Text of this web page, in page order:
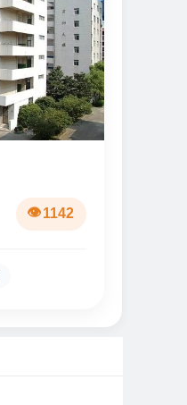
1142